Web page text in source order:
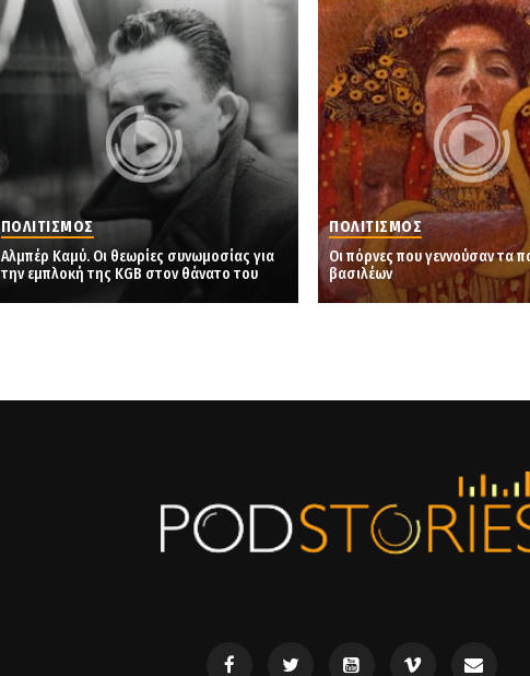
ΠΟΛΙΤΙΣΜΟΣ
Αλμπέρ Καμύ. Οι θεωρίες συνωμοσίας για
την εμπλοκή της KGB στον θάνατο του
ΠΟΛΙΤΙΣΜΟΣ
Οι πόρνες που γεννούσαν τα
βασιλέων